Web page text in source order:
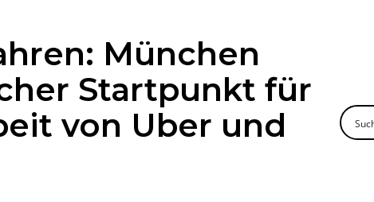
München
Startpunkt für
von Uber und